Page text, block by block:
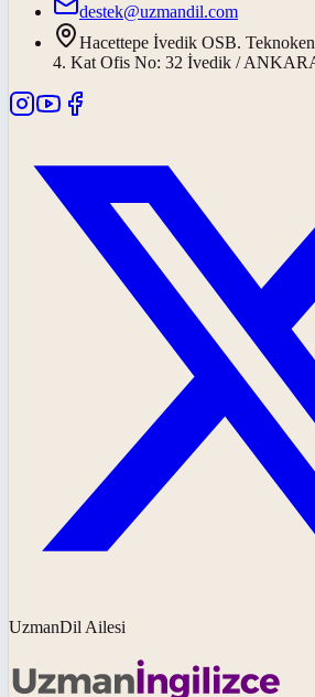
destek@uzmandil.com
Hacettepe İvedik OSB.
4. Kat Ofis No: 32 İvedik /
UzmanDil Ailesi